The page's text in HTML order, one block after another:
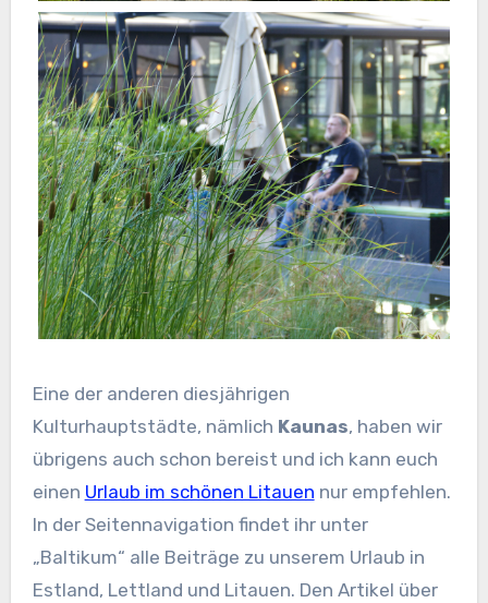
Eine der anderen diesjährigen
Kulturhauptstädte, nämlich Kaunas, haben wir
übrigens auch schon bereist und ich kann euch
einen Urlaub im schönen Litauen nur empfehlen.
In der Seitennavigation findet ihr unter
„Baltikum“ alle Beiträge zu unserem Urlaub in
Estland, Lettland und Litauen. Den Artikel über